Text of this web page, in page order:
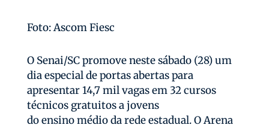
Foto: Ascom Fiesc
O Senai/SC promove neste sábado (28) um
dia especial de portas abertas para
apresentar 14,7 mil vagas em 32 cursos
técnicos gratuitos a jovens
do ensino médio da rede estadual. O Arena